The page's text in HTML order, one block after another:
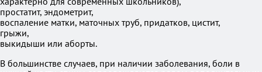
простатит, эндометрит,
воспаление матки, маточных труб, придатков, цистит,
грыжи,
выкидыши или аборты.
В большинстве случаев, при наличии заболевания, боли в